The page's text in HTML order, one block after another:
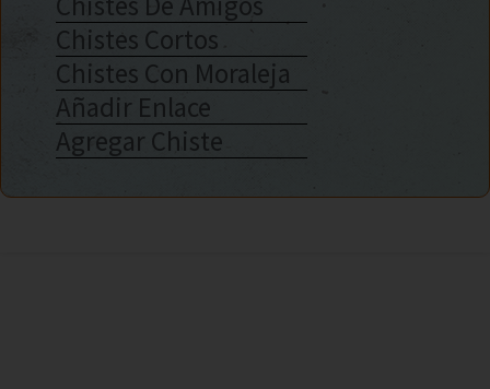
Chistes Cortos
Chistes Con Moraleja
Añadir Enlace
Agregar Chiste